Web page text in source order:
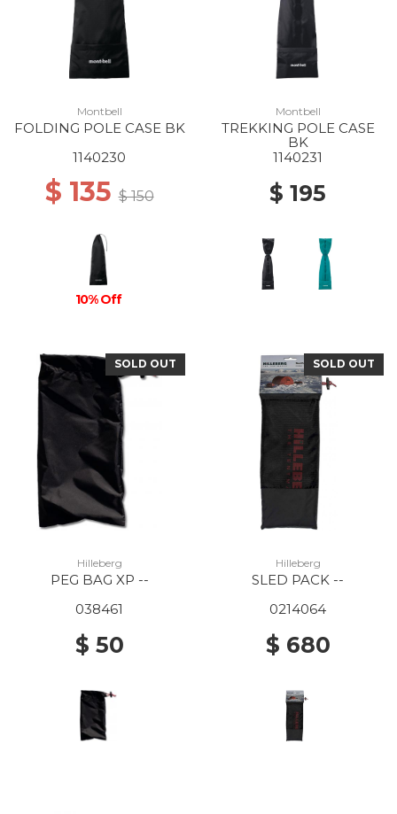
Montbell
FOLDING POLE CASE BK
1140230
$ 135$ 150
10% Off
Montbell
TREKKING POLE CASE
BK
1140231
$ 195
SOLD OUT
Hilleberg
PEG BAG XP --
038461
$ 50
SOLD OUT
Hilleberg
SLED PACK --
0214064
$ 680